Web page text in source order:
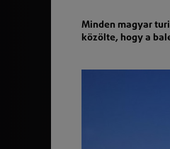
Minden magyar
közölte, hogy a